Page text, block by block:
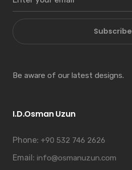
Subscribe
Be aware of our latest designs.
I.D.Osman Uzun
Phone: +90 532 746 2626
Email: info@osmanuzun.com